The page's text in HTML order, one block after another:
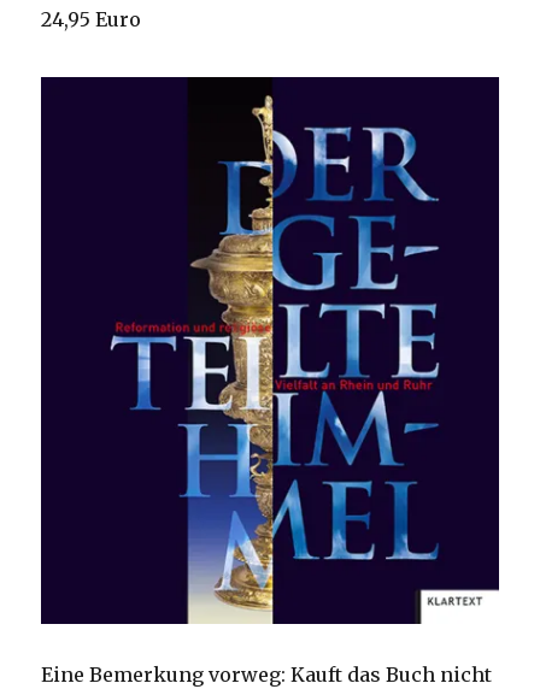
24,95 Euro
Eine Bemerkung vorweg: Kauft das Buch nicht